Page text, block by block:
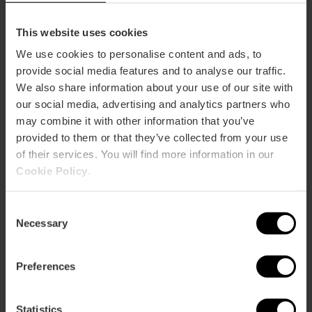
This website uses cookies
We use cookies to personalise content and ads, to
provide social media features and to analyse our traffic.
We also share information about your use of our site with
our social media, advertising and analytics partners who
may combine it with other information that you’ve
provided to them or that they’ve collected from your use
of their services. You will find more information in our
Cookie Policy
Selection
Necessary
Preferences
Statistics